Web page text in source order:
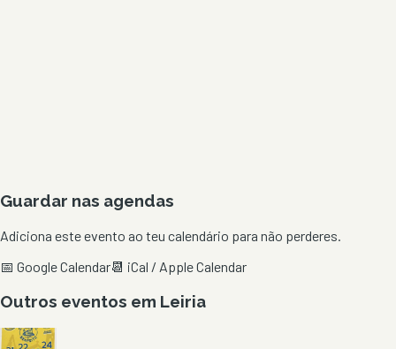
Guardar nas agendas
Adiciona este evento ao teu calendário para não perderes.
📅 Google Calendar📆 iCal / Apple Calendar
Outros eventos em Leiria